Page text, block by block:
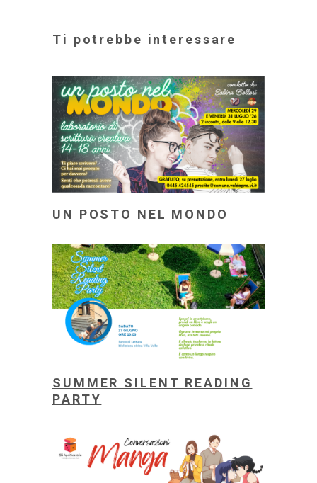
Ti potrebbe interessare
UN POSTO NEL MONDO
SUMMER SILENT READING
PARTY